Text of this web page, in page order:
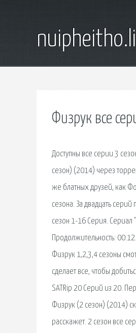
Физрук все
Доступны все серии 3
сезон) (2014) через
же блатных друзей, как
сезона. За двадцать
сезон 1-16 Серия. Сериал
Продолжительность:
Физрук 1,2,3,4 сезоны
сделает все, чтобы
SATRip 20 Серий из 20.
Физрук (2 сезон) (2014)
расскажет. 2 сезон все